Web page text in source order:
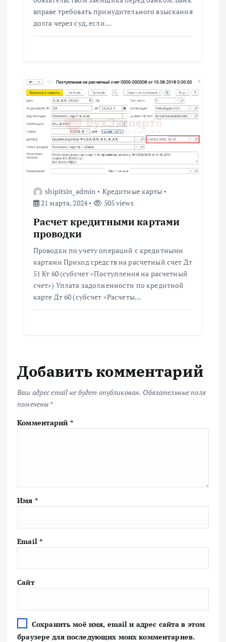
вправе требовать принудительного взыскания
долга через суд, если…
shipitsin_admin
Кредитные карты
21 марта, 2024
505 views
Расчет кредитными картами
проводки
Проводки по учету операций с кредитными
картами Приход средств на расчетный счет Дт
51 Кт 60 (субсчет «Поступления на расчетный
счет») Уплата задолженности по кредитной
карте Дт 60 (субсчет «Расчеты…
Добавить комментарий
Ваш адрес email не будет опубликован. Обязательные поля
помечены *
Комментарий *
Имя *
Email *
Сайт
Сохранить моё имя, email и адрес сайта в этом
браузере для последующих моих комментариев.